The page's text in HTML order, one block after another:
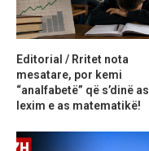
Editorial / Rritet nota
mesatare, por kemi
“analfabetë” që s’dinë as
lexim e as matematikë!